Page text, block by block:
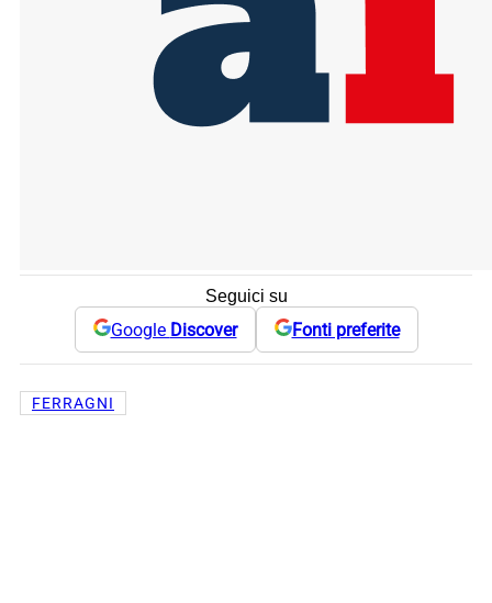
Seguici su
Google Discover Fonti preferite
FERRAGNI